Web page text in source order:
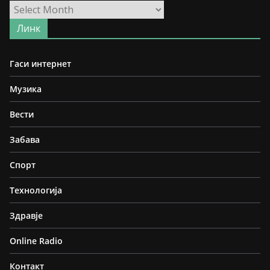
Архива
Линк
Гаси интернет
Музика
Вести
Забава
Спорт
Технологија
Здравје
Online Radio
Контакт